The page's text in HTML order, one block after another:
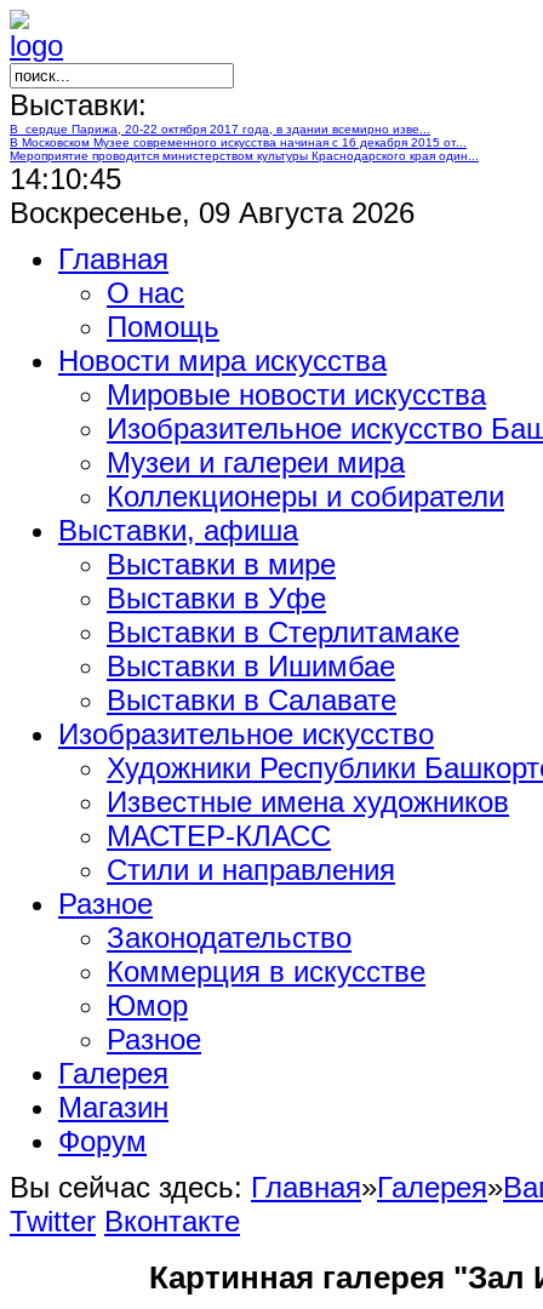
Выставки:
В сердце Парижа, 20-22 октября 2017 года, в здании всемирно изве...
В Московском Музее современного искусства начиная с 16 декабря 2015 от...
Мероприятие проводится министерством культуры Краснодарского края один...
14:10:45
Воскресенье, 09 Августа 2026
Главная
О нас
Помощь
Новости мира искусства
Мировые новости искусства
Изобразительное искусство
Музеи и галереи мира
Коллекционеры и собиратели
Выставки, афиша
Выставки в мире
Выставки в Уфе
Выставки в Стерлитамаке
Выставки в Ишимбае
Выставки в Салавате
Изобразительное искусство
Художники Республики
Известные имена художников
МАСТЕР-КЛАСС
Стили и направления
Разное
Законодательство
Коммерция в искусстве
Юмор
Разное
Галерея
Магазин
Форум
Вы сейчас здесь: Главная»Галерея»
Twitter Вконтакте
Картинная галерея "Зал